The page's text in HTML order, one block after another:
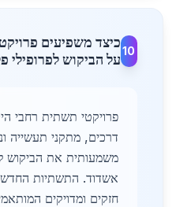
10
כיצד משפיעים
על הביקוש
פרויקטי תשתית רחבי
דרכים, מתקני תעשייה
משמעותית את הביקוש
אשדוד. התשתיות
חזקים ומדויקים